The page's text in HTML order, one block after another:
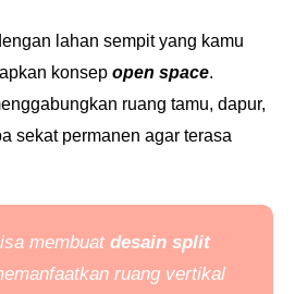
lahan sempit yang kamu
konsep open space.
ruang tamu, dapur,
sekat permanen agar terasa
membuat desain split
ruang vertikal